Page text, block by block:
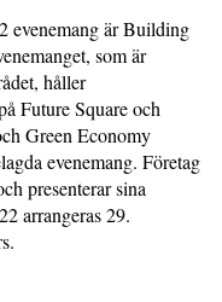
evenemang är Building
som är
håller
Future Square och
Green Economy
evenemang. Företag
presenterar sina
arrangeras 29.